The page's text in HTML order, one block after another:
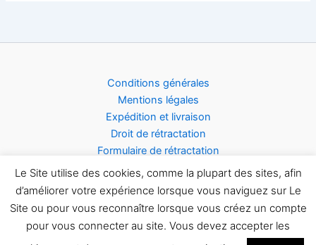
Conditions générales
Mentions légales
Expédition et livraison
Droit de rétractation
Formulaire de rétractation
Acceptation des cookies
Le Site utilise des cookies, comme la plupart des sites, afin
d’améliorer votre expérience lorsque vous naviguez sur Le
Site ou pour vous reconnaître lorsque vous créez un compte
pour vous connecter au site. Vous devez accepter les